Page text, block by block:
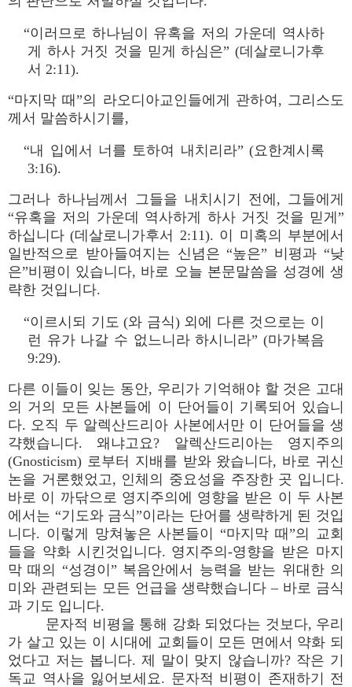
“이러므로 하나님이 유혹을 저의 가운데 역사하
게 하사 거짓 것을 믿게 하심은” (데살로니가후
서 2:11).
“마지막 때”의 라오디아교인들에게 관하여, 그리스도
께서 말씀하시기를,
“내 입에서 너를 토하여 내치리라” (요한계시록
3:16).
그러나 하나님께서 그들을 내치시기 전에, 그들에게
“유혹을 저의 가운데 역사하게 하사 거짓 것을 믿게”
하십니다 (데살로니가후서 2:11). 이 미혹의 부분에서
일반적으로 받아들여지는 신념은 “높은” 비평과 “낮
은”비평이 있습니다, 바로 오늘 본문말씀을 성경에 생
략한 것입니다.
“이르시되 기도 (와 금식) 외에 다른 것으로는 이
런 유가 나갈 수 없느니라 하시니라” (마가복음
9:29).
다른 이들이 잊는 동안, 우리가 기억해야 할 것은 고대
의 거의 모든 사본들에 이 단어들이 기록되어 있습니
다. 오직 두 알렉산드리아 사본에서만 이 단어들을 생
갹했습니다. 왜냐고요? 알렉산드리아는 영지주의
(Gnosticism) 로부터 지배를 받와 왔습니다, 바로 귀신
논을 거론했었고, 인체의 중요성을 주장한 곳 입니다.
바로 이 까닦으로 영지주의에 영향을 받은 이 두 사본
에서는 “기도와 금식”이라는 단어를 생략하게 된 것입
니다. 이렇게 망쳐놓은 사본들이 “마지막 때”의 교회
들을 약화 시킨것입니다. 영지주의-영향을 받은 마지
막 때의 “성경이” 복음안에서 능력을 받는 위대한 의
미와 관련되는 모든 언급을 생략했습니다 – 바로 금식
과 기도 입니다.
문자적 비평을 통해 강화 되었다는 것보다, 우리
가 살고 있는 이 시대에 교회들이 모든 면에서 약화 되
었다고 저는 봅니다. 제 말이 맞지 않습니까? 작은 기
독교 역사을 잃어보세요. 문자적 비평이 존재하기 전